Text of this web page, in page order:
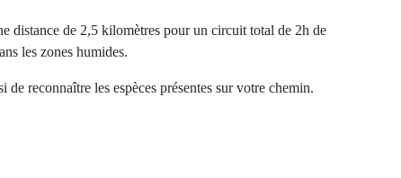
distance de 2,5 kilomètres pour un circuit total de 2h de
les zones humides.
reconnaître les espèces présentes sur votre chemin.